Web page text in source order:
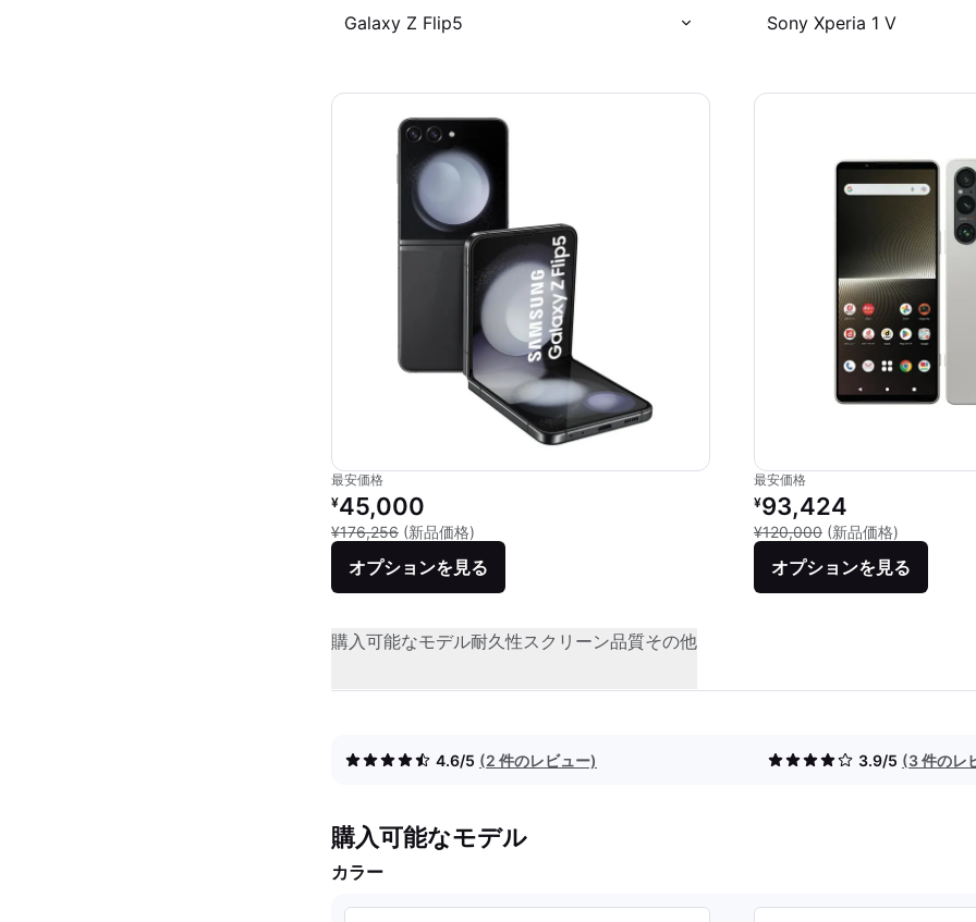
Galaxy Z Flip5 Sony Xperia 1 V
最安価格
リファービッシュ品の価格：
¥45,000
¥176,256 (新品価格)
オプションを見る
最安価格
リファービッシュ品の価格：
¥93,424
¥120,000 (新品価格)
オプションを見る
購入可能なモデル耐久性スクリーン品質その他
4.6/5 (2 件のレビュー) 3.9/5 (3 件のレ
購入可能なモデル
カラー